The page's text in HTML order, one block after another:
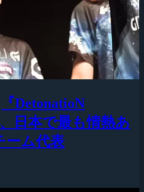
DetonatioN
日本で最も情熱あ
ーム代表